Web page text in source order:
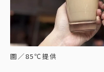
圖／85℃提供